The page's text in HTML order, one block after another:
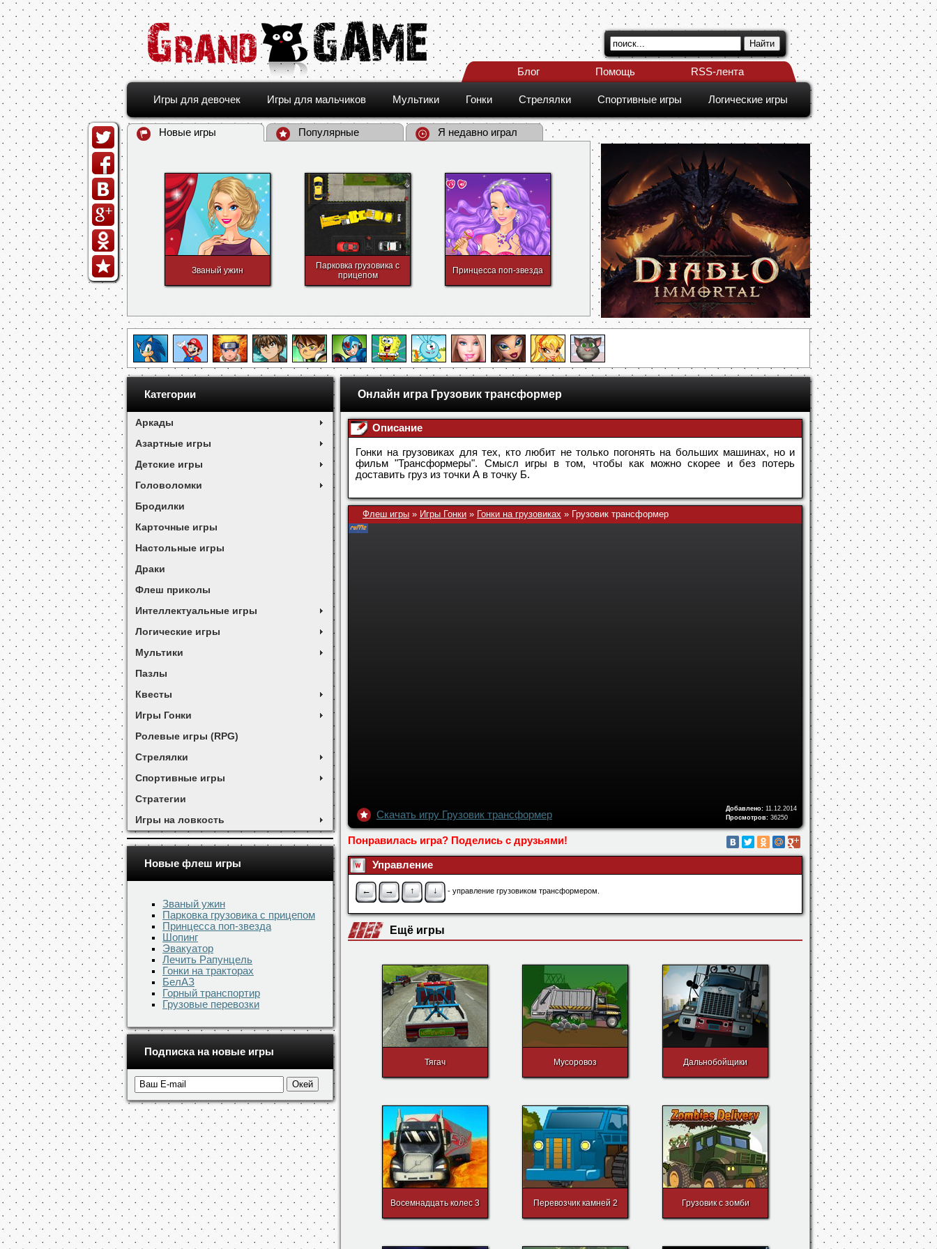
Блог Помощь RSS-лента
Игры для девочек Игры для мальчиков Мультики Гонки Стрелялки Спортивные игры Логические игры
Новые игры Популярные Я недавно играл
Званый ужин
Парковка грузовика с
прицепом
Принцесса поп-звезда
Категории
Аркады
Азартные игры
Детские игры
Головоломки
Бродилки
Карточные игры
Настольные игры
Драки
Флеш приколы
Интеллектуальные игры
Логические игры
Мультики
Пазлы
Квесты
Игры Гонки
Ролевые игры (RPG)
Стрелялки
Спортивные игры
Стратегии
Игры на ловкость
Новые флеш игры
Званый ужин
Парковка грузовика с прицепом
Принцесса поп-звезда
Шопинг
Эвакуатор
Лечить Рапунцель
Гонки на тракторах
БелАЗ
Горный транспортир
Грузовые перевозки
Подписка на новые игры
Онлайн игра Грузовик трансформер
Описание
Гонки на грузовиках для тех, кто любит не только погонять на больших машинах, но и
фильм "Трансформеры". Смысл игры в том, чтобы как можно скорее и без потерь
доставить груз из точки А в точку Б.
Флеш игры » Игры Гонки » Гонки на грузовиках » Грузовик трансформер
Скачать игру Грузовик трансформер
Добавлено: 11.12.2014
Просмотров: 36250
Понравилась игра? Поделись с друзьями!
Управление
← → ↑ ↓ - управление грузовиком трансформером.
Ещё игры
Тягач Мусоровоз Дальнобойщики
Восемнадцать колес 3 Перевозчик камней 2 Грузовик с зомби